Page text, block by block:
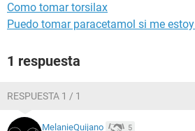
Como tomar torsilax
Puedo tomar paracetamol si me
1 respuesta
RESPUESTA 1 / 1
MelanieQuijano 5